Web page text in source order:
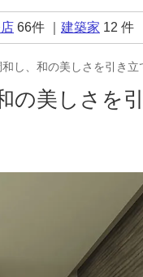
66件 ｜ 建築家 12 件
し、和の美しさを引き
の美しさを